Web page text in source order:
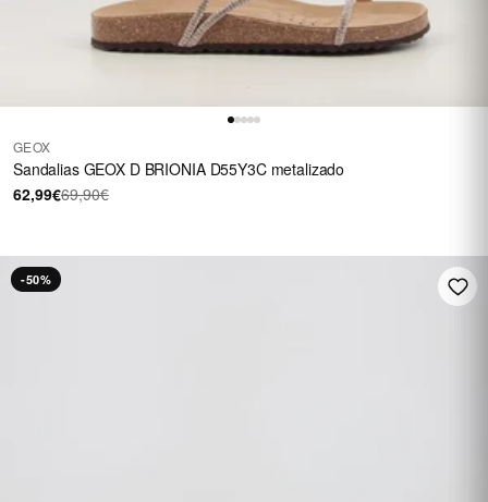
GEOX
Sandalias GEOX D BRIONIA D55Y3C metalizado
62,99€69,90€
-50%